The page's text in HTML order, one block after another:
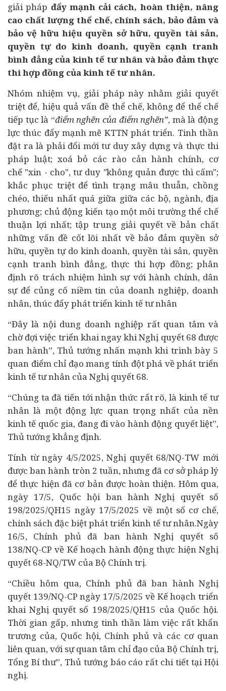
giải pháp đẩy mạnh cải cách, hoàn thiện, nâng
cao chất lượng thể chế, chính sách, bảo đảm và
bảo vệ hữu hiệu quyền sở hữu, quyền tài sản,
quyền tự do kinh doanh, quyền cạnh tranh
bình đẳng của kinh tế tư nhân và bảo đảm thực
thi hợp đồng của kinh tế tư nhân.
Nhóm nhiệm vụ, giải pháp này nhằm giải quyết
triệt để, hiệu quả vấn đề thể chế, không để thể chế
tiếp tục là “điểm nghẽn của điểm nghẽn”, mà là động
lực thúc đẩy mạnh mẽ KTTN phát triển. Tinh thần
đặt ra là phải đổi mới tư duy xây dựng và thực thi
pháp luật; xoá bỏ các rào cản hành chính, cơ
chế "xin - cho", tư duy "không quản được thì cấm";
khắc phục triệt để tình trạng mâu thuẫn, chồng
chéo, thiếu nhất quá giữa giữa các bộ, ngành, địa
phương; chủ động kiến tạo một môi trường thể chế
thuận lợi nhất; tập trung giải quyết về bản chất
những vấn đề cốt lõi nhất về bảo đảm quyền sở
hữu, quyền tự do kinh doanh, quyền tài sản, quyền
cạnh tranh bình đẳng, thực thi hợp đồng; phân
định rõ trách nhiệm hình sự với hành chính, dân
sự để củng cố niềm tin của doanh nghiệp, doanh
nhân, thúc đẩy phát triển kinh tế tư nhân
“Đây là nội dung doanh nghiệp rất quan tâm và
chờ đợi việc triển khai ngay khi Nghị quyết 68 được
ban hành”, Thủ tướng nhấn mạnh khi trình bày 5
quan điểm chỉ đạo mang tính đột phá về phát triển
kinh tế tư nhân của Nghị quyết 68.
“Chúng ta đã tiến tới nhận thức rất rõ, là kinh tế tư
nhân là một động lực quan trọng nhất của nền
kinh tế quốc gia, đang đi vào hành động quyết liệt”,
Thủ tướng khẳng định.
Tính từ ngày 4/5/2025, Nghị quyết 68/NQ-TW mới
được ban hành tròn 2 tuần, nhưng đã cơ sở pháp lý
để thực hiện đã cơ bản được hoàn thiện. Hôm qua,
ngày 17/5, Quốc hội ban hành Nghị quyết số
198/2025/QH15 ngày 17/5/2025 về một số cơ chế,
chính sách đặc biệt phát triển kinh tế tư nhân.Ngày
16/5, Chính phủ đã ban hành Nghị quyết số
138/NQ-CP về Kế hoạch hành động thực hiện Nghị
quyết 68-NQ/TW của Bộ Chính trị.
“Chiều hôm qua, Chính phủ đã ban hành Nghị
quyết 139/NQ-CP ngày 17/5/2025 về Kế hoạch triển
khai Nghị quyết số 198/2025/QH15 của Quốc hội.
Thời gian gấp, nhưng tinh thần làm việc rất khẩn
trương của, Quốc hội, Chính phủ và các cơ quan
liên quan, với sự quan tâm chỉ đạo của Bộ Chính trị,
Tổng Bí thư”, Thủ tướng báo cáo rất chi tiết tại Hội
nghị.